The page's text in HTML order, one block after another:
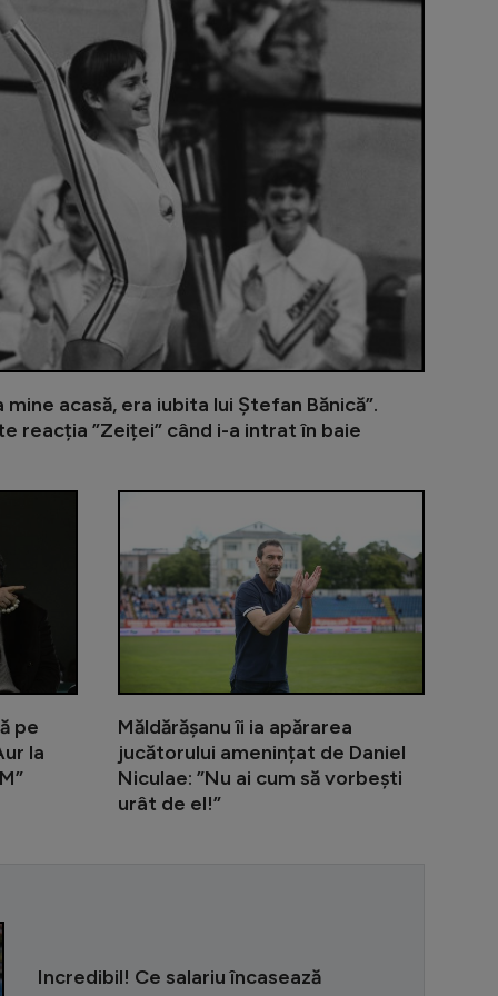
acasă, era iubita lui Ștefan Bănică”.
reacția ”Zeiței” când i-a intrat în baie
după ce a renunțat la sportul profesionist: ”Nu
pe
la
Măldărășanu îi ia apărarea
jucătorului amenințat de Daniel
Niculae: ”Nu ai cum să vorbești
urât de el!”
Incredibil! Ce salariu încasează